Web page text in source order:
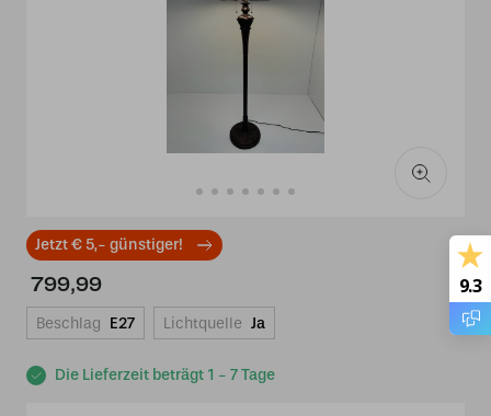
Jetzt € 5,- günstiger!
Die Lieferzeit beträgt 1 - 7 Tage
799,99
Beschlag E27 Lichtquelle Ja
9.3